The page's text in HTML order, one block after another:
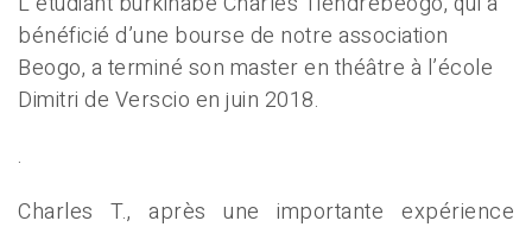
bénéficié d’une bourse de notre association
Beogo, a terminé son master en théâtre à l’école
Dimitri de Verscio en juin 2018.
.
Charles T., après une importante expérience